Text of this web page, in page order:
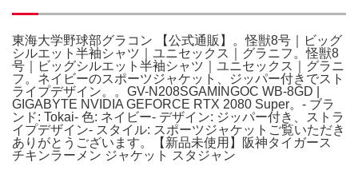
東海大学野球部グラコン 【公式通販】。怪獣8号｜ビッグ
シルエット半袖シャツ｜ユニセックス｜グラニフ。怪獣8
号｜ビッグシルエット半袖シャツ｜ユニセックス｜グラニ
フ。ネイビーのスポーツジャケット、ジッパー付きでスト
ライプデザイン。。GV-N208SGAMINGOC WB-8GD |
GIGABYTE NVIDIA GEFORCE RTX 2080 Super。- ブラ
ンド: Tokai- 色: ネイビー- デザイン: ジッパー付き、ストラ
イプデザイン- スタイル: スポーツジャケットご覧いただき
ありがとうございます。【新品未使用】阪神タイガース
チキンラーメン ジャケット スタジャン